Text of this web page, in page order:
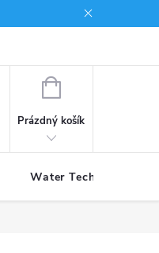
NÁKUPNÍ
Prázdný košík
Water Technology